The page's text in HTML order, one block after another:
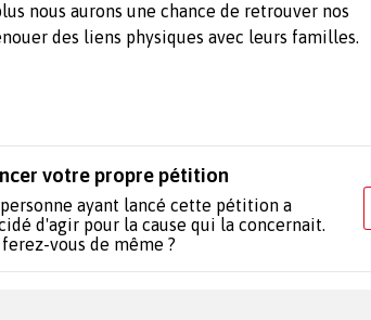
nous aurons une chance de retrouver nos
des liens physiques avec leurs familles.
votre propre pétition
personne ayant lancé cette pétition a
d'agir pour la cause qui la concernait.
ferez-vous de même ?